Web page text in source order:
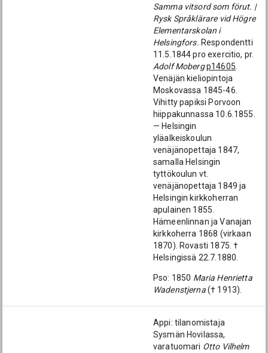
Samma vitsord som förut. |
Rysk Språklärare vid Högre
Elementarskolan i
Helsingfors. Respondentti
11.5.1844 pro exercitio, pr.
Adolf Mobergp14605
Venäjän kieliopintoja
Moskovassa 1845-46.
Vihitty papiksi Porvoon
hiippakunnassa 10.6.1855.
— Helsingin
yläalkeiskoulun
venäjänopettaja 1847,
samalla Helsingin
tyttökoulun vt.
venäjänopettaja 1849 ja
Helsingin kirkkoherran
apulainen 1855.
Hämeenlinnan ja Vanajan
kirkkoherra 1868 (virkaan
1870). Rovasti 1875. †
Helsingissä 22.7.1880.
Pso: 1850 Maria Henrietta
Wadenstjerna(† 1913).
Appi: tilanomistaja
Sysmän Hovilassa,
varatuomari Otto Vilhelm